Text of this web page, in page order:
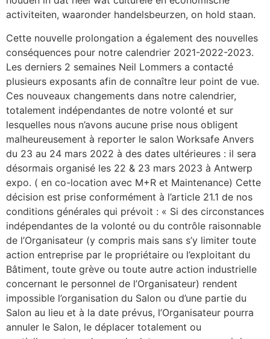
activiteiten, waaronder handelsbeurzen, on hold staan.
Cette nouvelle prolongation a également des nouvelles
conséquences pour notre calendrier 2021-2022-2023.
Les derniers 2 semaines Neil Lommers a contacté
plusieurs exposants afin de connaître leur point de vue.
Ces nouveaux changements dans notre calendrier,
totalement indépendantes de notre volonté et sur
lesquelles nous n’avons aucune prise nous obligent
malheureusement à reporter le salon Worksafe Anvers
du 23 au 24 mars 2022 à des dates ultérieures : il sera
désormais organisé les 22 & 23 mars 2023 à Antwerp
expo. ( en co-location avec M+R et Maintenance) Cette
décision est prise conformément à l’article 21.1 de nos
conditions générales qui prévoit : « Si des circonstances
indépendantes de la volonté ou du contrôle raisonnable
de l’Organisateur (y compris mais sans s’y limiter toute
action entreprise par le propriétaire ou l’exploitant du
Bâtiment, toute grève ou toute autre action industrielle
concernant le personnel de l’Organisateur) rendent
impossible l’organisation du Salon ou d’une partie du
Salon au lieu et à la date prévus, l’Organisateur pourra
annuler le Salon, le déplacer totalement ou